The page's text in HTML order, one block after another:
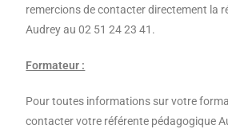
remercions de contacter directement la
Audrey au 02 51 24 23 41.
Formateur :
Pour toutes informations sur votre
contacter votre référente pédagogique